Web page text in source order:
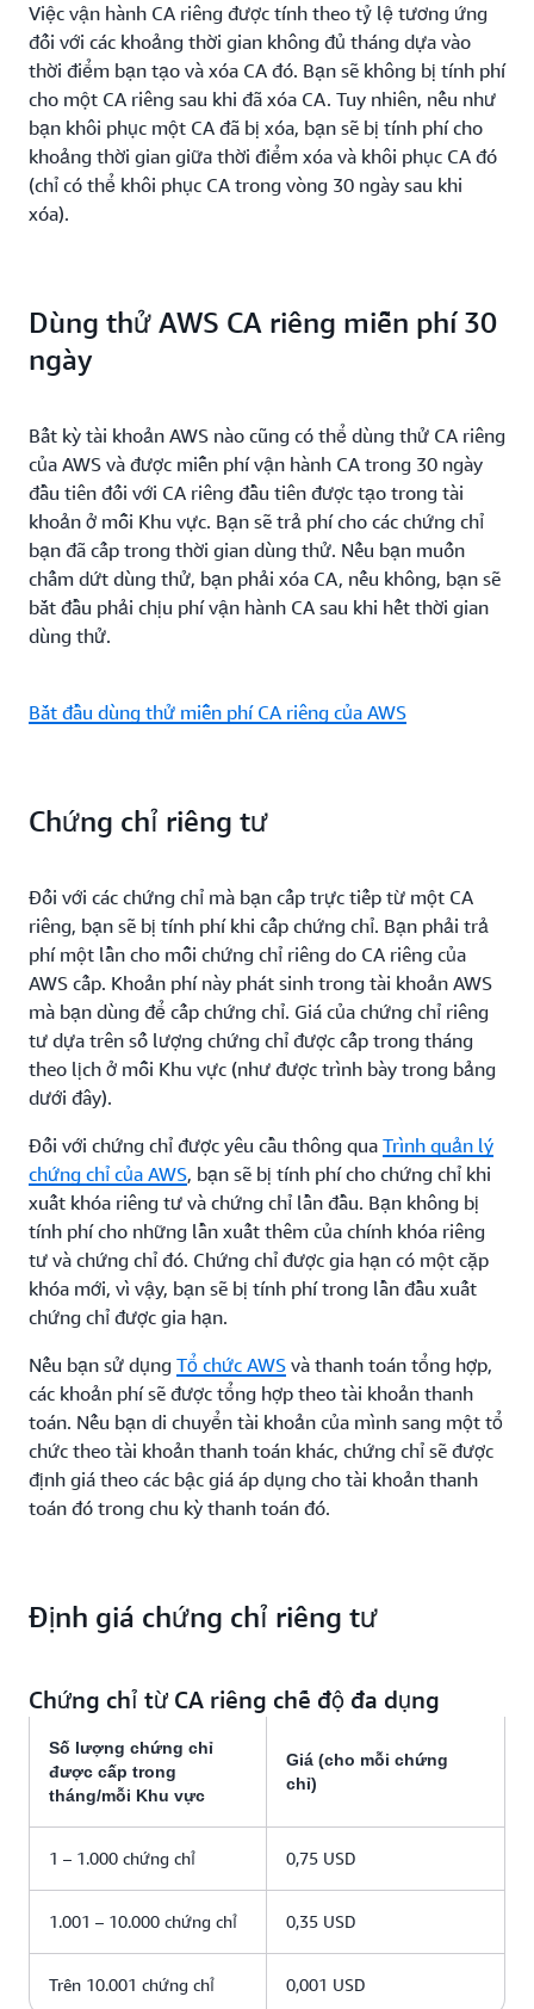
Việc vận hành CA riêng được tính theo tỷ lệ tương ứng
đối với các khoảng thời gian không đủ tháng dựa vào
thời điểm bạn tạo và xóa CA đó. Bạn sẽ không bị tính phí
cho một CA riêng sau khi đã xóa CA. Tuy nhiên, nếu như
bạn khôi phục một CA đã bị xóa, bạn sẽ bị tính phí cho
khoảng thời gian giữa thời điểm xóa và khôi phục CA đó
(chỉ có thể khôi phục CA trong vòng 30 ngày sau khi
xóa).
Dùng thử AWS CA riêng miễn phí 30
ngày
Bất kỳ tài khoản AWS nào cũng có thể dùng thử CA riêng
của AWS và được miễn phí vận hành CA trong 30 ngày
đầu tiên đối với CA riêng đầu tiên được tạo trong tài
khoản ở mỗi Khu vực. Bạn sẽ trả phí cho các chứng chỉ
bạn đã cấp trong thời gian dùng thử. Nếu bạn muốn
chấm dứt dùng thử, bạn phải xóa CA, nếu không, bạn sẽ
bắt đầu phải chịu phí vận hành CA sau khi hết thời gian
dùng thử.
Bắt đầu dùng thử miễn phí CA riêng của AWS
Chứng chỉ riêng tư
Đối với các chứng chỉ mà bạn cấp trực tiếp từ một CA
riêng, bạn sẽ bị tính phí khi cấp chứng chỉ. Bạn phải trả
phí một lần cho mỗi chứng chỉ riêng do CA riêng của
AWS cấp. Khoản phí này phát sinh trong tài khoản AWS
mà bạn dùng để cấp chứng chỉ. Giá của chứng chỉ riêng
tư dựa trên số lượng chứng chỉ được cấp trong tháng
theo lịch ở mỗi Khu vực (như được trình bày trong bảng
dưới đây).
Đối với chứng chỉ được yêu cầu thông qua Trình quản lý
chứng chỉ của AWS, bạn sẽ bị tính phí cho chứng chỉ khi
xuất khóa riêng tư và chứng chỉ lần đầu. Bạn không bị
tính phí cho những lần xuất thêm của chính khóa riêng
tư và chứng chỉ đó. Chứng chỉ được gia hạn có một cặp
khóa mới, vì vậy, bạn sẽ bị tính phí trong lần đầu xuất
chứng chỉ được gia hạn.
Nếu bạn sử dụng Tổ chức AWS và thanh toán tổng hợp,
các khoản phí sẽ được tổng hợp theo tài khoản thanh
toán. Nếu bạn di chuyển tài khoản của mình sang một tổ
chức theo tài khoản thanh toán khác, chứng chỉ sẽ được
định giá theo các bậc giá áp dụng cho tài khoản thanh
toán đó trong chu kỳ thanh toán đó.
Định giá chứng chỉ riêng tư
Chứng chỉ từ CA riêng chế độ đa dụng
Số lượng chứng chỉ
được cấp trong
tháng/mỗi Khu vực
Giá (cho mỗi chứng
chỉ)
1 – 1.000 chứng chỉ 0,75 USD
1.001 – 10.000 chứng chỉ 0,35 USD
Trên 10.001 chứng chỉ 0,001 USD